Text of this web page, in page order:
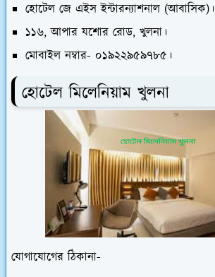
হোটেল জে এইস ইন্টারন্যাশনাল (আবাসিক)।
১১৬, আপার যশোর রোড, খুলনা।
মোবাইল নম্বার- ০১৯২২৯৫৯৭৮৫।
হোটেল মিলেনিয়াম খুলনা
যোগাযোগের ঠিকানা-